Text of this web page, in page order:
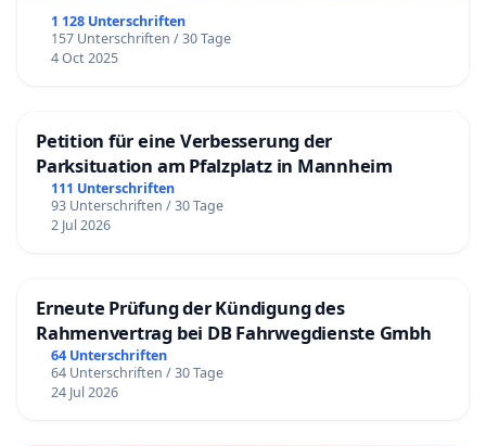
1 128 Unterschriften
157 Unterschriften / 30 Tage
4 Oct 2025
Petition für eine Verbesserung der
Parksituation am Pfalzplatz in Mannheim
111 Unterschriften
93 Unterschriften / 30 Tage
2 Jul 2026
Erneute Prüfung der Kündigung des
Rahmenvertrag bei DB Fahrwegdienste Gmbh
64 Unterschriften
64 Unterschriften / 30 Tage
24 Jul 2026